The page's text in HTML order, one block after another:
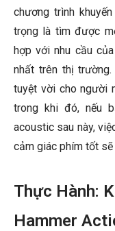
chương trình
trọng là tìm được
hợp với nhu cầu
nhất trên thị
tuyệt vời cho người
trong khi đó, nếu
acoustic sau này,
cảm giác phím tốt
Thực Hành:
Hammer